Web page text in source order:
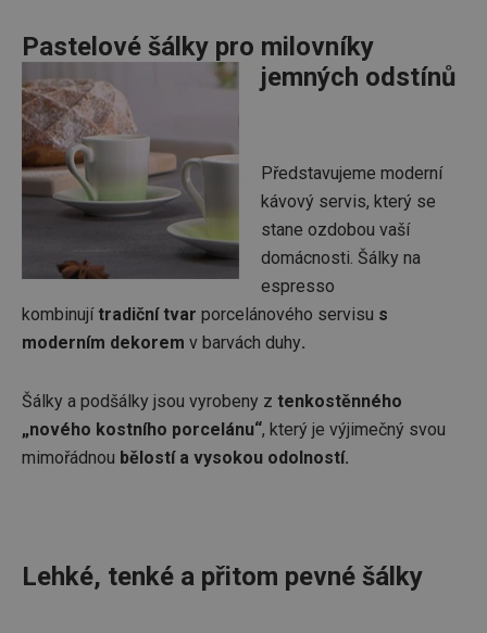
Pastelové šálky pro milovníky
jemných odstínů
Představujeme moderní
kávový servis, který se
stane ozdobou vaší
domácnosti. Šálky na
espresso
kombinujítradiční tvar porcelánového servisu s
moderním dekorem v barvách duhy.
Šálky a podšálky jsou vyrobeny z tenkostěnného
„nového kostního porcelánu“, který je výjimečný svou
mimořádnou bělostí a vysokou odolností.
Lehké, tenké a přitom pevné šálky